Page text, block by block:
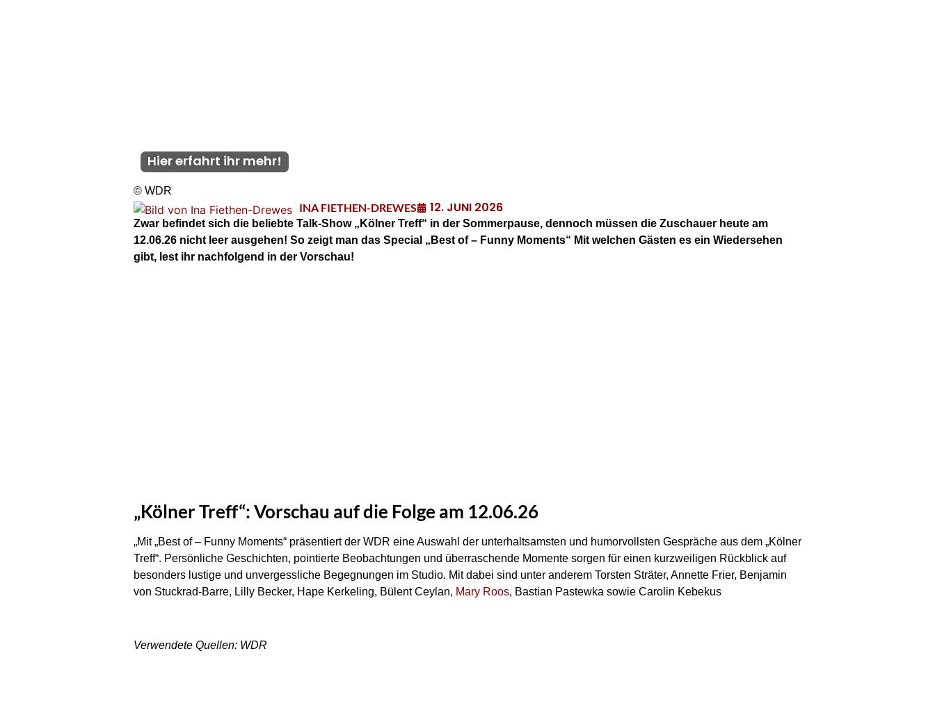
Hier erfahrt ihr mehr!
© WDR
INA FIETHEN-DREWES 12. JUNI 2026
Zwar befindet sich die beliebte Talk-Show „Kölner Treff“ in der Sommerpause, dennoch müssen die Zuschauer heute am
12.06.26 nicht leer ausgehen! So zeigt man das Special „Best of – Funny Moments“ Mit welchen Gästen es ein Wiedersehen
gibt, lest ihr nachfolgend in der Vorschau!
„Kölner Treff“: Vorschau auf die Folge am 12.06.26
„Mit „Best of – Funny Moments“ präsentiert der WDR eine Auswahl der unterhaltsamsten und humorvollsten Gespräche aus dem „Kölner
Treff“. Persönliche Geschichten, pointierte Beobachtungen und überraschende Momente sorgen für einen kurzweiligen Rückblick auf
besonders lustige und unvergessliche Begegnungen im Studio. Mit dabei sind unter anderem Torsten Sträter, Annette Frier, Benjamin
von Stuckrad-Barre, Lilly Becker, Hape Kerkeling, Bülent Ceylan, Mary Roos, Bastian Pastewka sowie Carolin Kebekus
Verwendete Quellen: WDR